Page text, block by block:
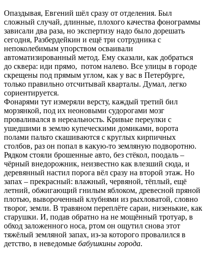
Опаздывая, Евгений шёл сразу от отделения. Был
сложный случай, длинные, плохого качества фонограммы
зависали два раза, но экспертизу надо было дорешать
сегодня, Разбердейкин и ещё три сотрудника с
непоколебимым упорством осваивали
автоматизированный метод. Ему сказали, как добраться
до сквера: иди прямо, потом налево. Все улицы в городе
скрещены под прямым углом, как у вас в Петербурге,
только правильно отсчитывай кварталы. Думал, легко
сориентируется.
Фонарями тут измеряли версту, каждый третий бил
морзянкой, под их неоновыми судорогами мозг
проваливался в нереальность. Кривые переулки с
ушедшими в землю купеческими домиками, ворота
полами пальто скашиваются с круглых кирпичных
столбов, раз он попал в какую-то земляную подворотню.
Рядком стояли брошенные авто, без стёкол, поодаль –
чёрный внедорожник, неизвестно как влезший сюда, и
деревянный настил порога вёл сразу на второй этаж. Но
запах – прекрасный: влажный, червяной, тёплый, ещё
летний, обжигающий гнилым яблоком, древесной пряной
плотью, вывороченный клубнями из рыхловатой, словно
творог, земли. В травяном переплёте сараи, низенькие, как
старушки. И, подав обратно на не мощённый тротуар, в
обход заложенного носа, ртом он ощутил снова этот
тяжёлый земляной запах, из-за которого провалился в
детство, в неведомые бабушкины города.